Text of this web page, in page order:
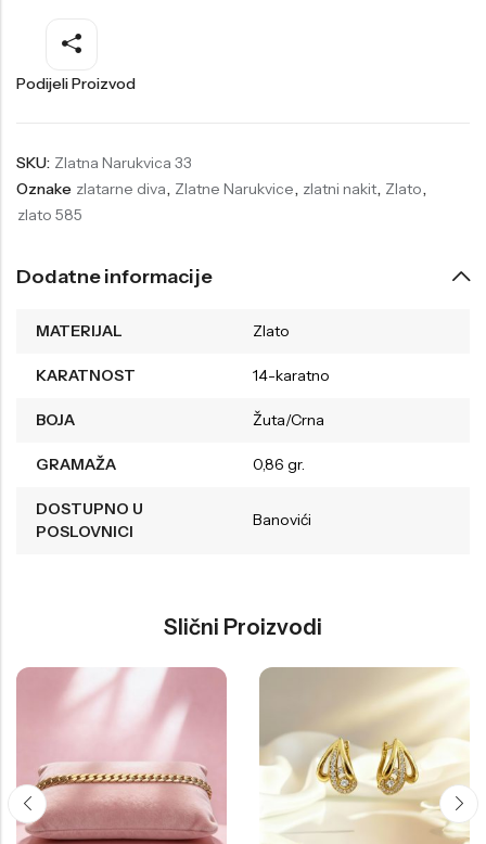
Podijeli Proizvod
SKU: Zlatna Narukvica 33
Oznake zlatarne diva, Zlatne Narukvice, zlatni nakit, Zlato,
zlato 585
Dodatne informacije
MATERIJAL Zlato
KARATNOST 14-karatno
BOJA Žuta/Crna
GRAMAŽA 0,86 gr.
DOSTUPNO U
POSLOVNICI
Banovići
Slični Proizvodi
Welder
Liu-Jo
Festina
Wesse
Wesse
Daisy Dixon
Diesel
Lotus